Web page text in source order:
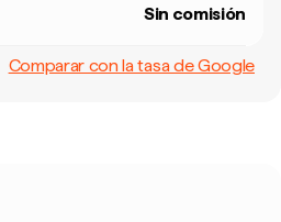
Sin comisión
Comparar con la tasa de Google